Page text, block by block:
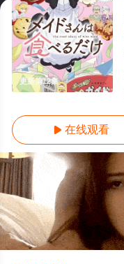
更新第12集
 在线观看